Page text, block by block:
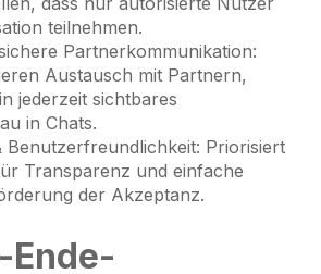
teilnehmen.
Partnerkommunikation:
Austausch mit Partnern,
jederzeit sichtbares
in Chats.
Benutzerfreundlichkeit: Priorisiert
Transparenz und einfache
der Akzeptanz.
Ende-